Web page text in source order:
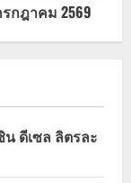
กฎาคม 2569
ดีเซล ลิตรละ